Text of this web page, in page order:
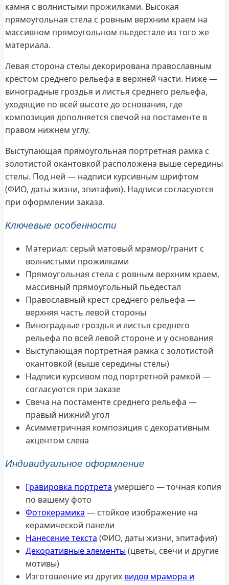
камня с волнистыми прожилками. Высокая
прямоугольная стела с ровным верхним краем на
массивном прямоугольном пьедестале из того же
материала.
Левая сторона стелы декорирована православным
крестом среднего рельефа в верхней части. Ниже —
виноградные гроздья и листья среднего рельефа,
уходящие по всей высоте до основания, где
композиция дополняется свечой на постаменте в
правом нижнем углу.
Выступающая прямоугольная портретная рамка с
золотистой окантовкой расположена выше середины
стелы. Под ней — надписи курсивным шрифтом
(ФИО, даты жизни, эпитафия). Надписи согласуются
при оформлении заказа.
Ключевые особенности
Материал: серый матовый мрамор/гранит с
волнистыми прожилками
Прямоугольная стела с ровным верхним краем,
массивный прямоугольный пьедестал
Православный крест среднего рельефа —
верхняя часть левой стороны
Виноградные гроздья и листья среднего
рельефа по всей левой стороне и у основания
Выступающая портретная рамка с золотистой
окантовкой (выше середины стелы)
Надписи курсивом под портретной рамкой —
согласуются при заказе
Свеча на постаменте среднего рельефа —
правый нижний угол
Асимметричная композиция с декоративным
акцентом слева
Индивидуальное оформление
Гравировка портрета умершего — точная копия
по вашему фото
Фотокерамика — стойкое изображение на
керамической панели
Нанесение текста (ФИО, даты жизни, эпитафия)
Декоративные элементы(цветы, свечи и другие
мотивы)
Изготовление из других видов мрамора и